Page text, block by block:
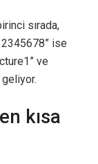
sırada,
ise
ve
kısa